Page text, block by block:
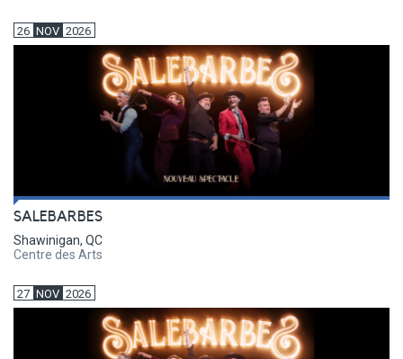
26 NOV 2026
SALEBARBES
Shawinigan, QC
Centre des Arts
27 NOV 2026